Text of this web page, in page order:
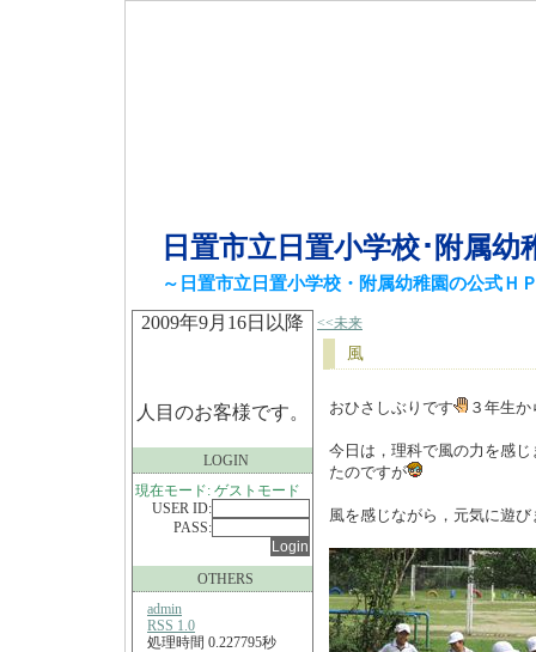
日置市立日置小学校･附属幼
～日置市立日置小学校・附属幼稚園の公式Ｈ
2009年9月16日以降
人目のお客様です。
LOGIN
現在モード: ゲストモード
USER ID:
PASS:
OTHERS
admin
RSS 1.0
処理時間 0.227795秒
<<未来
風
おひさしぶりです ３年生
今日は，理科で風の力を感じ
たのですが
風を感じながら，元気に遊び